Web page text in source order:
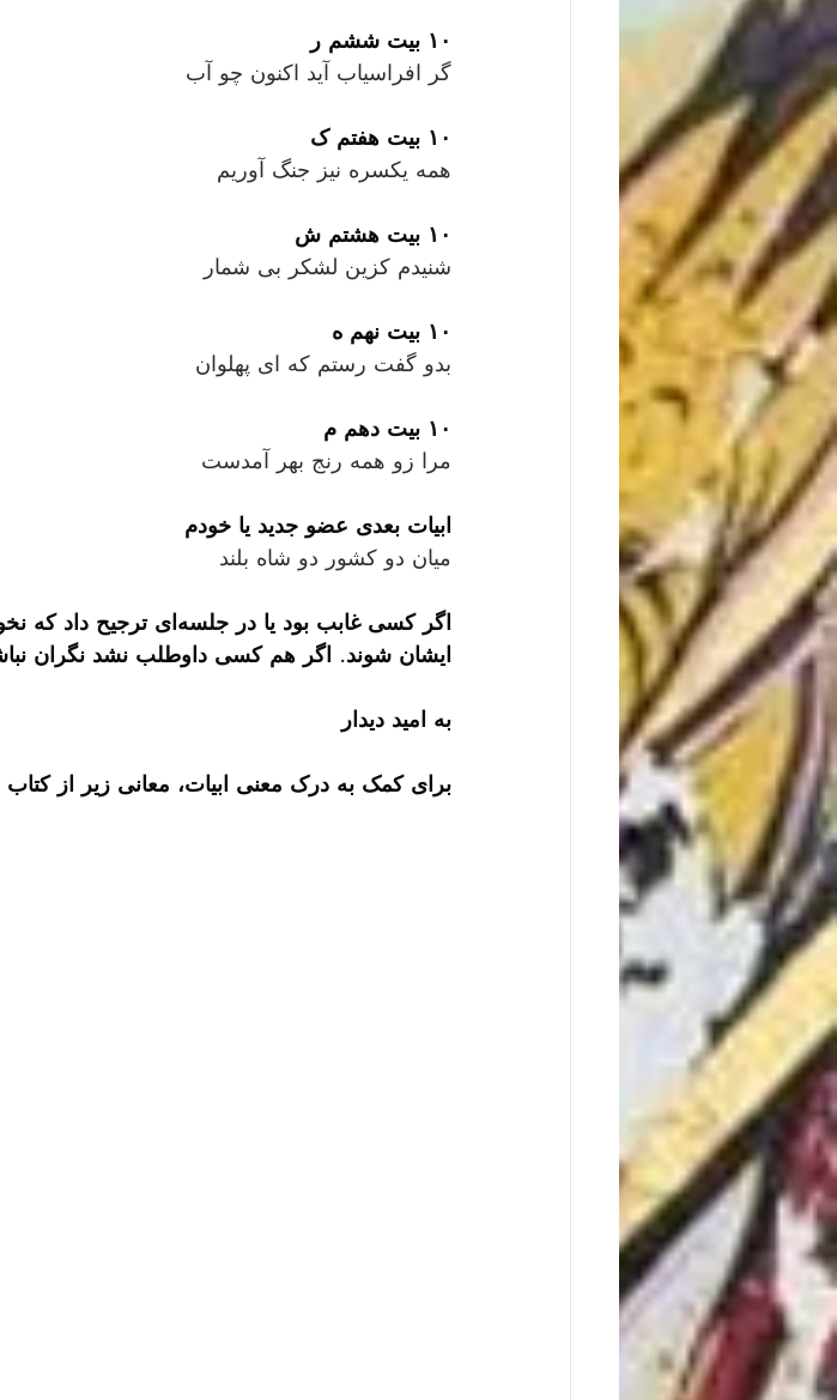
۱۰ بیت ششم ر
گر افراسیاب آید اکنون چو آب
۱۰ بیت هفتم ک
همه یکسره نیز جنگ آوریم
۱۰ بیت هشتم ش
شنیدم کزین لشکر بی شمار
۱۰ بیت نهم ه
بدو گفت رستم که ای پهلوان
۱۰ بیت دهم م
مرا زو همه رنج بهر آمدست
ابیات بعدی عضو جدید یا خودم
میان دو کشور دو شاه بلند
ایشان شوند. اگر هم کسی داوطلب نشد نگران
به امید دیدار
برای کمک به درک معنی ابیات، معانی زیر از